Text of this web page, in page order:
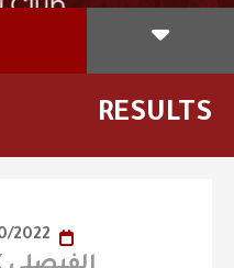
RESULTS